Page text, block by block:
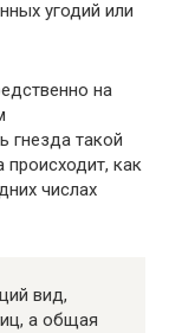
угодий или
на
гнезда такой
происходит, как
числах
вид,
а общая